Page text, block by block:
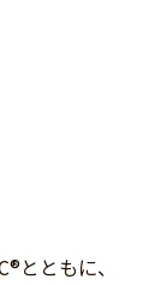
とともに、